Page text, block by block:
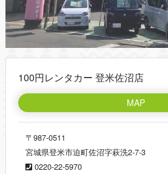
100円レンタカー 登米佐沼店
MAP
〒987-0511
宮城県登米市迫町佐沼字萩洗2-7-3
0220-22-5970